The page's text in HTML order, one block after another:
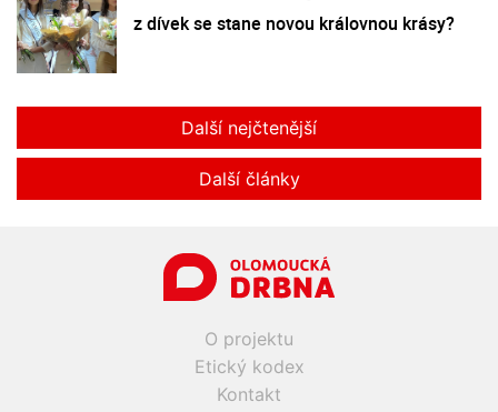
z dívek se stane novou královnou krásy?
Další nejčtenější
Další články
O projektu
Etický kodex
Kontakt